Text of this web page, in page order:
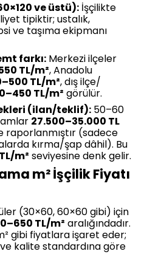
ve üstü): İşçilikte
tipiktir; ustalık,
ve taşıma ekipmanı
farkı: Merkezi ilçeler
TL/m², Anadolu
TL/m², dış ilçe/
TL/m² görülür.
(ilan/teklif): 50–60
27.500–35.000 TL
raporlanmıştır (sadece
kırma/şap dâhil). Bu
m² seviyesine denk gelir.
m² İşçilik Fiyatı
(30×60, 60×60 gibi) için
TL/m² aralığındadır.
gibi fiyatlara işaret eder;
kalite standardına göre